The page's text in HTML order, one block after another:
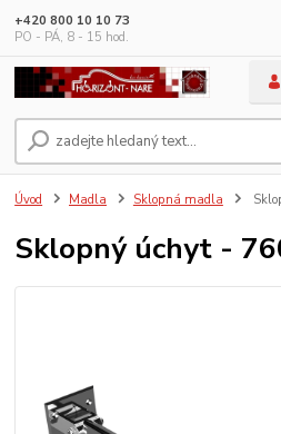
+420 800 10 10 73
PO - PÁ, 8 - 15 hod.
Úvod Madla Sklopná madla
Sklopný úchyt -